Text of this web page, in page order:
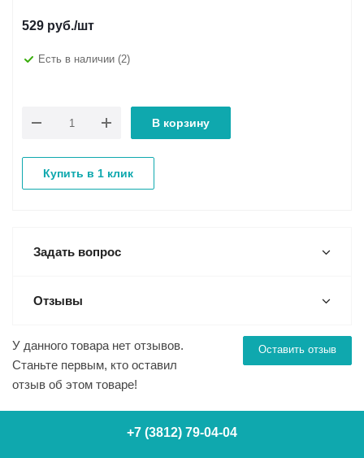
529 руб./шт
Есть в наличии (2)
В корзину
Купить в 1 клик
Задать вопрос
Отзывы
Оставить отзыв
У данного товара нет отзывов.
Станьте первым, кто оставил
отзыв об этом товаре!
+7 (3812) 79-04-04